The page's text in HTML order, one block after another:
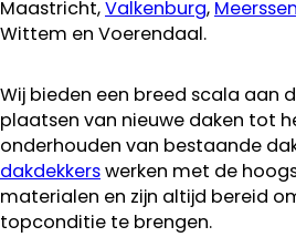
Maastricht,Valkenburg, Meerssen
Wittem en Voerendaal.
Wij bieden een breed scala aan
plaatsen van nieuwe daken tot
onderhouden van bestaande
dakdekkerswerken met de
materialen en zijn altijd bereid
topconditie te brengen.